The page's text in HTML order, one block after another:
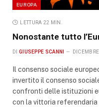
EUROPA
LETTURA 22 MIN.
Nonostante tutto
DI GIUSEPPE SCANNI
Il consenso sociale
invertito il consenso
confronti delle istituzioni
con la vittoria